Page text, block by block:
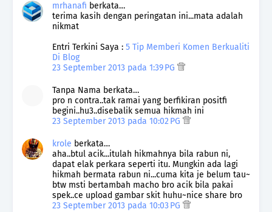
mrhanafi berkata…
terima kasih dengan peringatan ini...mata adalah
nikmat
Entri Terkini Saya : 5 Tip Memberi Komen Berkualiti
Di Blog
23 September 2013 pada 1:39 PG
Tanpa Nama berkata…
pro n contra..tak ramai yang berfikiran positfi
begini..hu3..disebalik semua hikmah ini
23 September 2013 pada 10:02 PG
krole berkata…
aha..btul acik...itulah hikmahnya bila rabun ni,
dapat elak perkara seperti itu. Mungkin ada lagi
hikmah bermata rabun ni...cuma kita je belum tau~
btw msti bertambah macho bro acik bila pakai
spek..ce upload gambar skit huhu~nice share bro
23 September 2013 pada 10:03 PG